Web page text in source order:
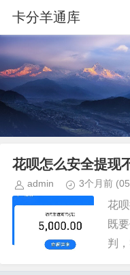
卡分羊通库
花呗怎么安全提现
admin 3个月前
花
既
判